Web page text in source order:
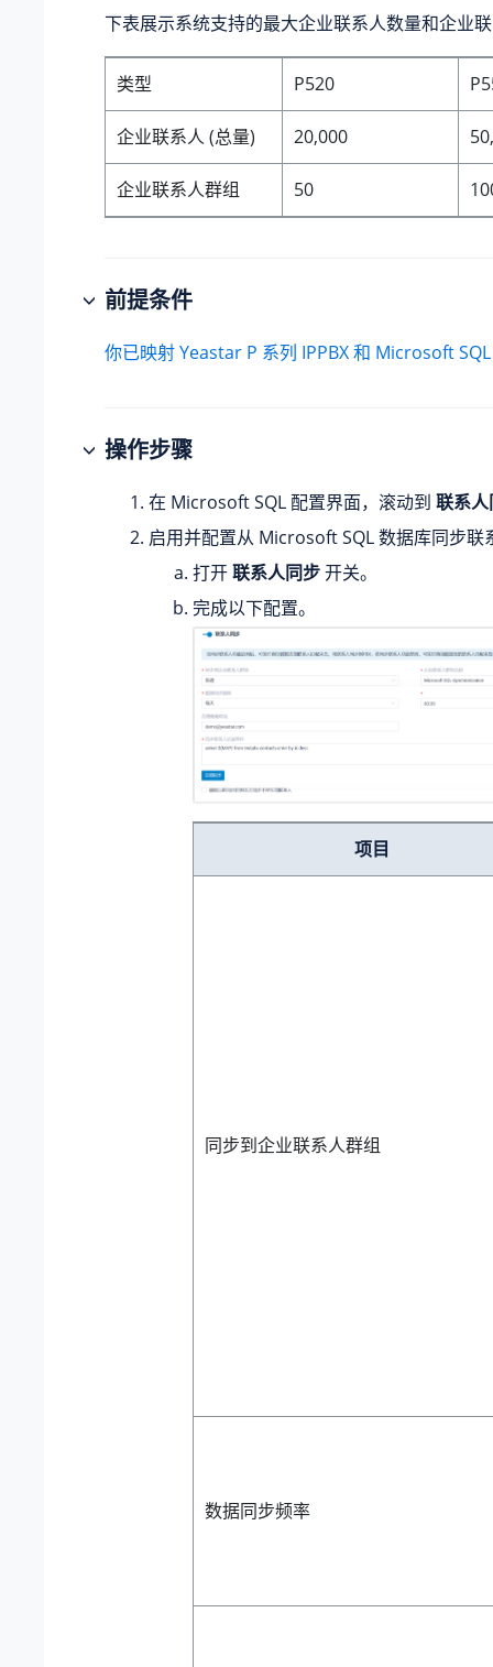
下表展示系统支持的最大企业联系人数量和企业
类型 P520
企业联系人 (总量) 20,000
企业联系人群组 50
前提条件
你已映射Yeastar P 系列 IPPBX和 Microsoft
操作步骤
在 Microsoft SQL 配置界面，滚动到 联系
启用并配置从 Microsoft SQL 数据库同步联
打开联系人同步开关。
完成以下配置。
项目
同步到企业联系人群组
数据同步频率